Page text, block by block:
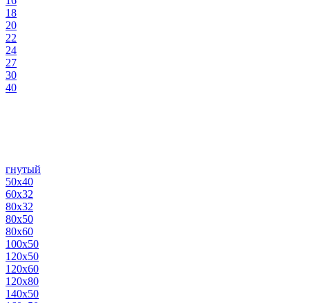
18
20
22
24
27
30
40
гнутый
50х40
60х32
80х32
80х50
80х60
100х50
120х50
120х60
120х80
140х50